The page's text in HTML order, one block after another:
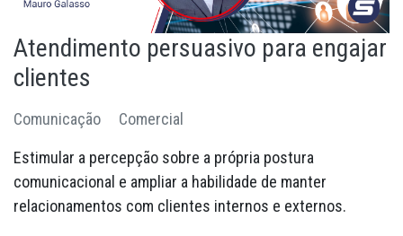
Atendimento persuasivo para engajar
clientes
Comunicação Comercial
Estimular a percepção sobre a própria postura
comunicacional e ampliar a habilidade de manter
relacionamentos com clientes internos e externos.